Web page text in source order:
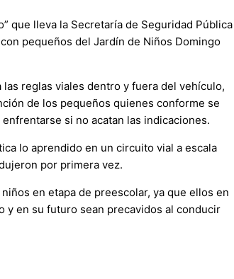
que lleva la Secretaría de Seguridad Pública
pequeños del Jardín de Niños Domingo
reglas viales dentro y fuera del vehículo,
de los pequeños quienes conforme se
si no acatan las indicaciones.
lo aprendido en un circuito vial a escala
por primera vez.
en etapa de preescolar, ya que ellos en
y en su futuro sean precavidos al conducir